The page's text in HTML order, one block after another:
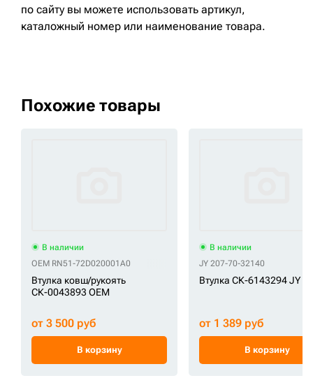
по сайту вы можете использовать артикул,
каталожный номер или наименование товара.
Похожие товары
В наличии
OEM RN51-72D020001A0
Втулка ковш/рукоять
СК-0043893 OEM
от 3 500 руб
В корзину
В наличии
JY 207-70-32140
Втулка СК-6143294 JY
от 1 389 руб
В корзину